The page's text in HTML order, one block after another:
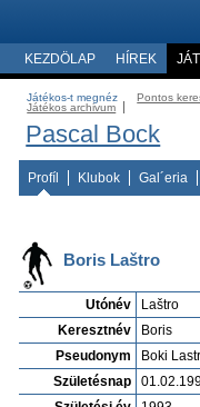
KEZDÖLAP HÍREK
Játékos-t megnéz Pontos
Játékos archivum
Pascal Bock
Profíl Klubok Gal´eria
Boris Laštro
Utónév
Laštro
Keresztnév
Boris
Pseudonym
Boki
Születésnap